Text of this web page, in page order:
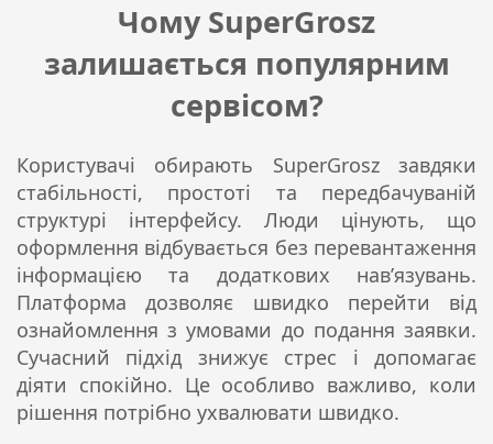
Чому SuperGrosz
залишається популярним
сервісом?
Користувачі обирають SuperGrosz завдяки
стабільності, простоті та передбачуваній
структурі інтерфейсу. Люди цінують, що
оформлення відбувається без перевантаження
інформацією та додаткових нав’язувань.
Платформа дозволяє швидко перейти від
ознайомлення з умовами до подання заявки.
Сучасний підхід знижує стрес і допомагає
діяти спокійно. Це особливо важливо, коли
рішення потрібно ухвалювати швидко.